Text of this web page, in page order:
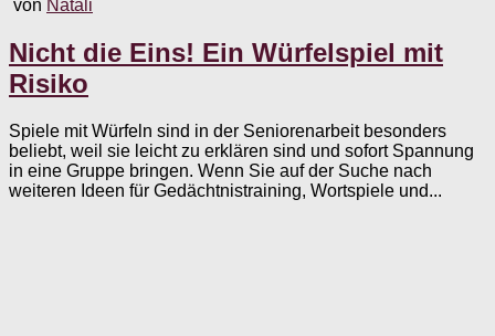
von Natali
Nicht die Eins! Ein Würfelspiel mit
Risiko
Spiele mit Würfeln sind in der Seniorenarbeit besonders
beliebt, weil sie leicht zu erklären sind und sofort Spannung
in eine Gruppe bringen. Wenn Sie auf der Suche nach
weiteren Ideen für Gedächtnistraining, Wortspiele und...